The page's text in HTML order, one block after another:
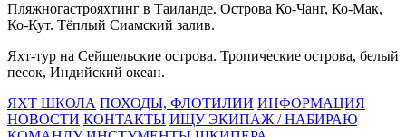
Пляжногастрояхтинг в Таиланде. Острова Ко-Чанг, Ко-Мак,
Ко-Кут. Тёплый Сиамский залив.
Яхт-тур на Сейшельские острова. Тропические острова, белый
песок, Индийский океан.
ЯХТ ШКОЛА ПОХОДЫ, ФЛОТИЛИИ ИНФОРМАЦИЯ
НОВОСТИ КОНТАКТЫ ИЩУ ЭКИПАЖ / НАБИРАЮ